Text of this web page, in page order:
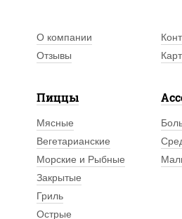
О компании
Отзывы
Пиццы
Мясные
Вегетарианские
Морские и Рыбные
Закрытые
Гриль
Острые